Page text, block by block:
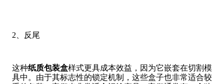
2、反尾
这种纸质包装盒样式更具成本效益，因为它嵌套在切割模
具中。由于其标志性的锁定机制，这些盒子也非常适合较